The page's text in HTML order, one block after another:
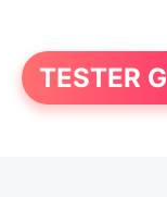
TESTER